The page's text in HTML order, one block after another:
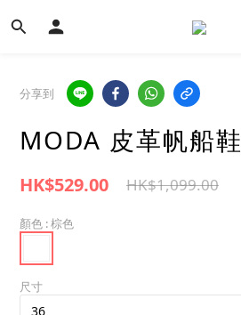
分享到
MODA 皮革帆船鞋
HK$529.00 HK$1,099.00
顏色 : 棕色
尺寸